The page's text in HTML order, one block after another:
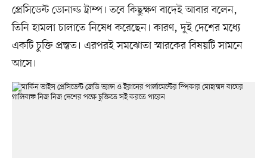
প্রেসিডেন্ট ডোনাল্ড ট্রাম্প। তবে কিছুক্ষণ বাদেই আবার বলেন,
তিনি হামলা চালাতে নিষেধ করেছেন। কারণ, দুই দেশের মধ্যে
একটি চুক্তি প্রস্তুত। এরপরই সমঝোতা স্মারকের বিষয়টি সামনে
আসে।